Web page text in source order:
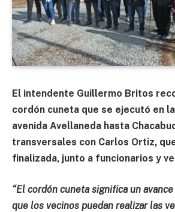
El intendente Guillermo Britos
cordón cuneta que se ejecutó en
avenida Avellaneda hasta
transversales con Carlos Ortiz,
finalizada, junto a funcionarios y
“El cordón cuneta significa un
que los vecinos puedan realizar las